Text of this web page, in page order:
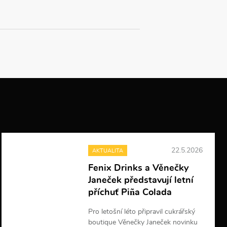
AKTUALITA 22.5.2026
Fenix Drinks a Věnečky
Janeček představují letní
příchuť Piña Colada
Pro letošní léto připravil cukrářský
boutique Věnečky Janeček novinku